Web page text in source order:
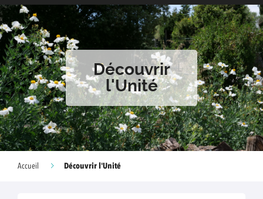
Découvrir
l'Unité
Accueil Découvrir l'Unité